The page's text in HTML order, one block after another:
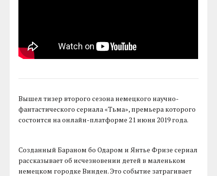
Вышел тизер второго сезона немецкого научно-
фантастического сериала «Тьма», премьера которого
состоится на онлайн-платформе 21 июня 2019 года.
Созданный Бараном бо Одаром и Янтье Фризе сериал
рассказывает об исчезновении детей в маленьком
немецком городке Винден. Это событие затрагивает